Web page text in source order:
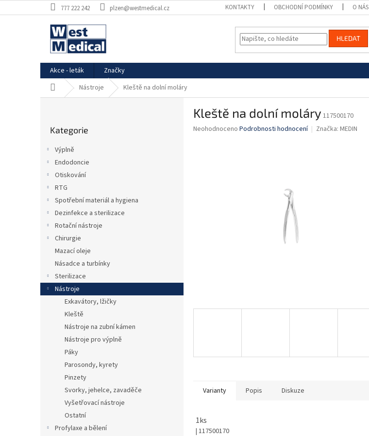
na
777 222 242 plzen@westmedical.cz KONTAKTY OBCHODNÍ PODMÍNKY O NÁS
HLEDAT
Akce - leták
Značky
Domů Nástroje Kleště na dolní moláry
kategorie
Kategorie
Výplně
Endodoncie
Otiskování
RTG
Spotřební materiál a hygiena
Dezinfekce a sterilizace
Rotační nástroje
Chirurgie
Mazací oleje
Násadce a turbínky
Sterilizace
Nástroje
Exkavátory, lžičky
Kleště
Nástroje na zubní kámen
Nástroje pro výplně
Páky
Parosondy, kyrety
Pinzety
Svorky, jehelce, zavaděče
Vyšetřovací nástroje
Ostatní
Profylaxe a bělení
Kleště na dolní moláry 117500170
Průměrné
Neohodnoceno Podrobnosti hodnocení Značka: MEDIN
Varianty Popis Diskuze
1ks
| 117500170